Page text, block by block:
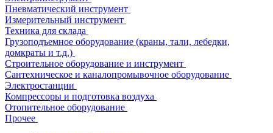
Пневматический инструмент
Измерительный инструмент
Техника для склада
Грузоподъемное оборудование (краны, тали, лебедки,
домкраты и т.д.)
Строительное оборудование и инструмент
Сантехническое и каналопромывочное оборудование
Электростанции
Компрессоры и подготовка воздуха
Отопительное оборудование
Прочее